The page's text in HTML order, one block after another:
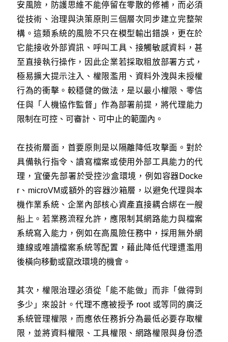
安風險，防護思維不能停留在零散的修補，而必須
從技術、治理與決策原則三個層次同步建立完整架
構。這類系統的風險不只在模型輸出錯誤，更在於
它能接收外部資訊、呼叫工具、接觸敏感資料，甚
至直接執行操作，因此企業若採取粗放部署方式，
極易擴大提示注入、權限濫用、資料外洩與未授權
行為的衝擊。較穩健的做法，是以最小權限、零信
任與「人機協作監督」作為部署前提，將代理能力
限制在可控、可審計、可中止的範圍內。
在技術層面，首要原則是以隔離降低攻擊面。對於
具備執行指令、讀寫檔案或使用外部工具能力的代
理，宜優先部署於受控沙盒環境，例如容器Docke
r、microVM或額外的容器沙箱層，以避免代理與本
機作業系統、企業內部核心資產直接耦合綁在一艘
船上。若業務流程允許，應限制其網路能力與檔案
系統寫入能力，例如在高風險任務中，採用無外網
連線或唯讀檔案系統等配置，藉此降低代理遭濫用
後橫向移動或竄改環境的機會。
其次，權限治理必須從「能不能做」而非「做得到
多少」來設計。代理不應被授予 root 或等同的廣泛
系統管理權限，而應依任務拆分為最低必要存取權
限，並將資料權限、工具權限、網路權限與身份憑